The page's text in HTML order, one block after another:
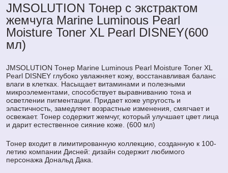
JMSOLUTION Тонер с экстрактом
жемчуга Marine Luminous Pearl
Moisture Toner XL Pearl DISNEY(600
мл)
JMSOLUTION Тонер Marine Luminous Pearl Moisture Toner XL
Pearl DISNEY глубоко увлажняет кожу, восстанавливая баланс
влаги в клетках. Насыщает витаминами и полезными
микроэлементами, способствует выравниванию тона и
осветлении пигментации. Придает коже упругость и
эластичность, замедляет возрастные изменения, смягчает и
освежает. Тонер содержит жемчуг, который улучшает цвет лица
и дарит естественное сияние коже. (600 мл)
Тонер входит в лимитированную коллекцию, созданную к 100-
летию компании Дисней: дизайн содержит любимого
персонажа Дональд Дака.